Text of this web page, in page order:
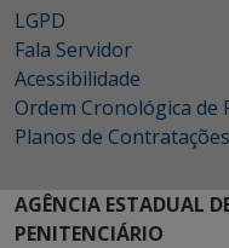
LGPD
Fala Servidor
Acessibilidade
Ordem Cronológica de
Planos de
AGÊNCIA ESTADUAL
PENITENCIÁRIO